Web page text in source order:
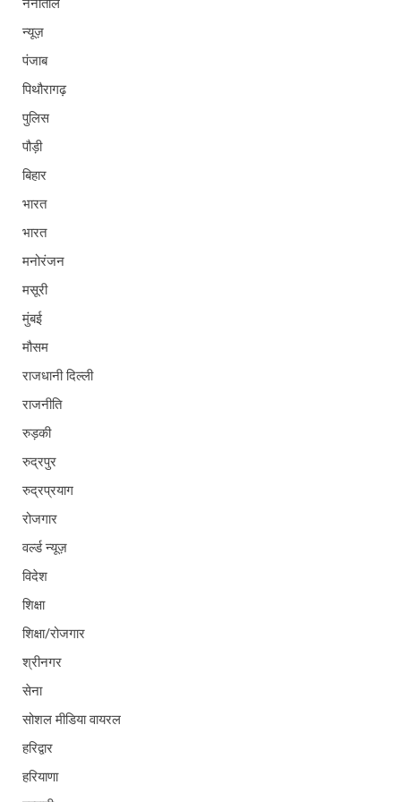
नैनीताल
न्यूज़
पंजाब
पिथौरागढ़
पुलिस
पौड़ी
बिहार
भारत
भारत
मनोरंजन
मसूरी
मुंबई
मौसम
राजधानी दिल्ली
राजनीति
रुड़की
रुद्रपुर
रुद्रप्रयाग
रोजगार
वर्ल्ड न्यूज़
विदेश
शिक्षा
शिक्षा/रोजगार
श्रीनगर
सेना
सोशल मीडिया वायरल
हरिद्वार
हरियाणा